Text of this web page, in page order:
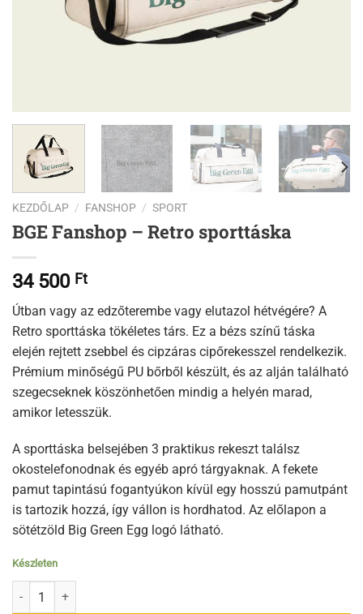
KEZDŐLAP / FANSHOP / SPORT
BGE Fanshop – Retro sporttáska
34 500 Ft
Útban vagy az edzőterembe vagy elutazol hétvégére? A
Retro sporttáska tökéletes társ. Ez a bézs színű táska
elején rejtett zsebbel és cipzáras cipőrekesszel rendelkezik.
Prémium minőségű PU bőrből készült, és az alján található
szegecseknek köszönhetően mindig a helyén marad,
amikor letesszük.
A sporttáska belsejében 3 praktikus rekeszt találsz
okostelefonodnak és egyéb apró tárgyaknak. A fekete
pamut tapintású fogantyúkon kívül egy hosszú pamutpánt
is tartozik hozzá, így vállon is hordhatod. Az előlapon a
sötétzöld Big Green Egg logó látható.
Készleten
BGE Fanshop - Retro sporttáska mennyiség